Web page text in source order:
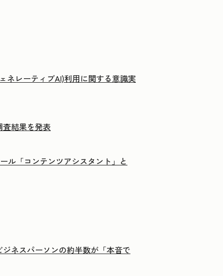
ネレーティブAI)利用に関する意識実
結果を発表
ル「コンテンツアシスタント」と
ネスパーソンの約半数が「本音で